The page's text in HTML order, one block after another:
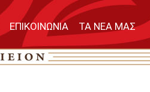
ΕΠΙΚΟΙΝΩΝΙΑ ΤΑ ΝΕΑ ΜΑΣ